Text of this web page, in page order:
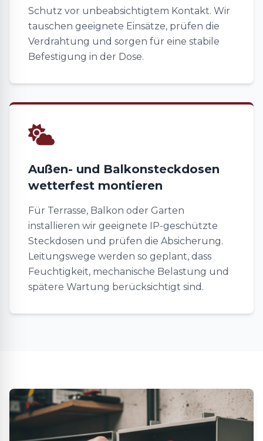
Schutz vor unbeabsichtigtem Kontakt. Wir
tauschen geeignete Einsätze, prüfen die
Verdrahtung und sorgen für eine stabile
Befestigung in der Dose.
Außen- und Balkonsteckdosen
wetterfest montieren
Für Terrasse, Balkon oder Garten
installieren wir geeignete IP-geschützte
Steckdosen und prüfen die Absicherung.
Leitungswege werden so geplant, dass
Feuchtigkeit, mechanische Belastung und
spätere Wartung berücksichtigt sind.